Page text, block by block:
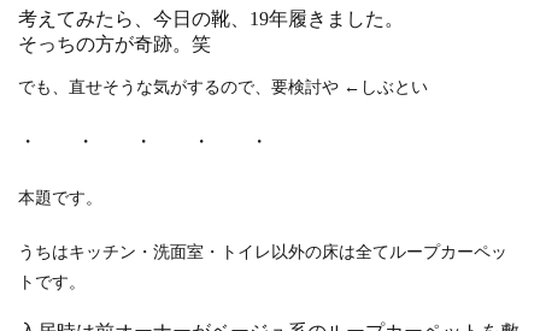
考えてみたら、今日の靴、19年履きました。
そっちの方が奇跡。笑
でも、直せそうな気がするので、要検討や ←しぶとい
・ ・ ・ ・ ・
本題です。
うちはキッチン・洗面室・トイレ以外の床は全てループカーペッ
トです。